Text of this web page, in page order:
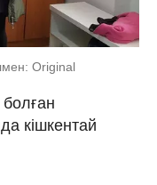
Original
кішкентай